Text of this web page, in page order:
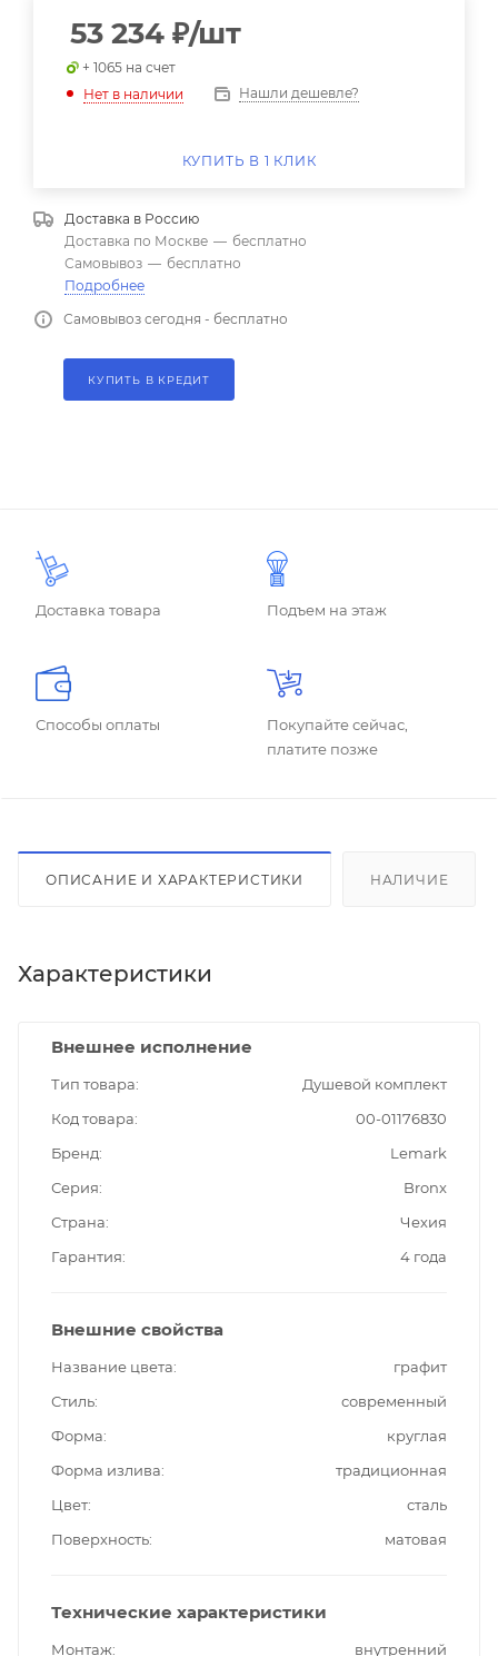
53 234 ₽/шт
+ 1065 на счет
Нет в наличии
Нашли дешевле?
КУПИТЬ В 1 КЛИК
Доставка в Россию
Доставка по Москве — бесплатно
Самовывоз — бесплатно
Подробнее
Самовывоз сегодня - бесплатно
КУПИТЬ В КРЕДИТ
Доставка товара Подъем на этаж
Способы оплаты
Покупайте сейчас,
платите позже
ОПИСАНИЕ И ХАРАКТЕРИСТИКИ НАЛИЧИЕ
Характеристики
Внешнее исполнение
Тип товара
Душевой комплект
Код товара
00-01176830
Бренд
Lemark
Серия
Bronx
Страна
Чехия
Гарантия
4 года
Внешние свойства
Название цвета
графит
Стиль
современный
Форма
круглая
Форма излива
традиционная
Цвет
сталь
Поверхность
матовая
Технические характеристики
Монтаж внутренний